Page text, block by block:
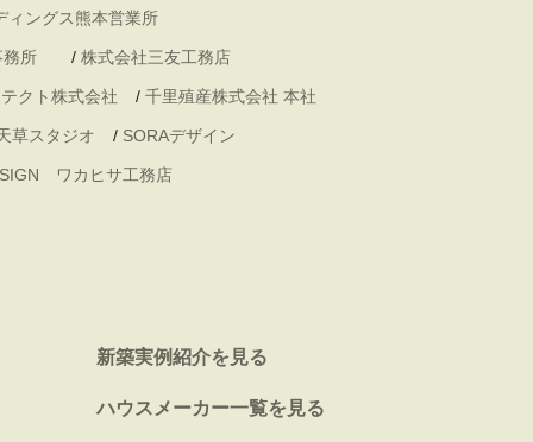
ィングス熊本営業所
務所 / 株式会社三友工務店
クト株式会社 / 千里殖産株式会社 本社
草スタジオ / SORAデザイン
ワカヒサ工務店
新築実例紹介を見る
ハウスメーカー一覧を見る